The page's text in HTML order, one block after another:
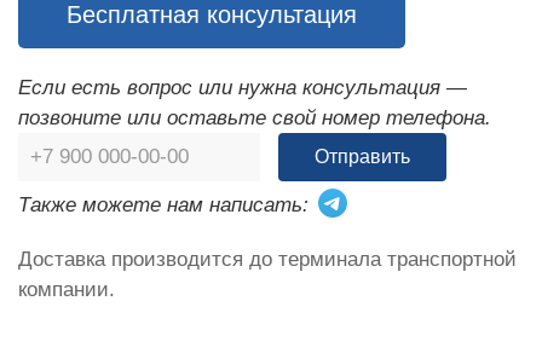
Бесплатная консультация
Если есть вопрос или нужна консультация —
позвоните или оставьте свой номер телефона.
Отправить
Также можете нам написать:
Доставка производится до терминала транспортной
компании.